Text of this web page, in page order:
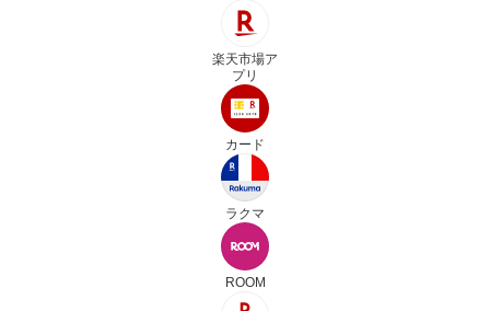
楽天市場ア
プリ
カード
ラクマ
ROOM